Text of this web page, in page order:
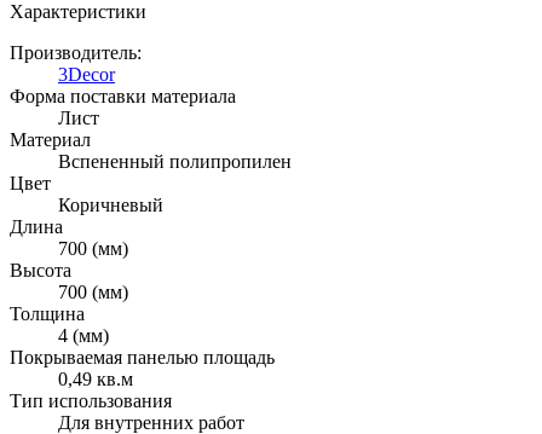
Характеристики
Производитель:
3Decor
Форма поставки материала
Лист
Материал
Вспененный полипропилен
Цвет
Коричневый
Длина
700 (мм)
Высота
700 (мм)
Толщина
4 (мм)
Покрываемая панелью площадь
0,49 кв.м
Тип использования
Для внутренних работ